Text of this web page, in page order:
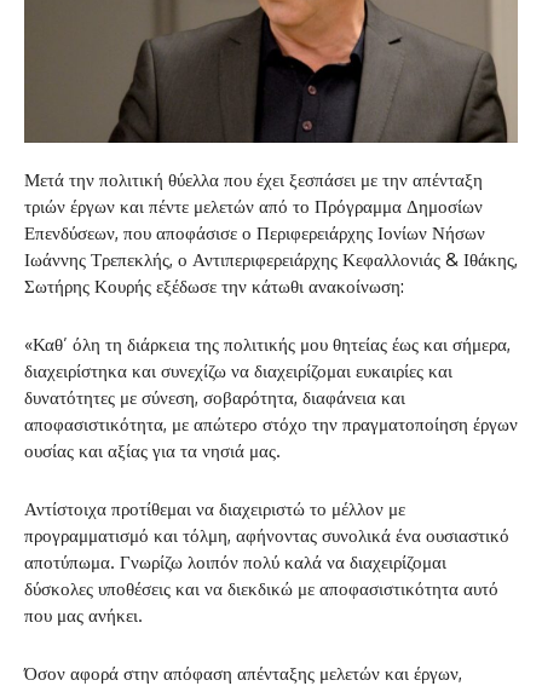
Μετά την πολιτική θύελλα που έχει ξεσπάσει με την απένταξη
τριών έργων και πέντε μελετών από το Πρόγραμμα Δημοσίων
Επενδύσεων, που αποφάσισε ο Περιφερειάρχης Ιονίων Νήσων
Ιωάννης Τρεπεκλής, ο Αντιπεριφερειάρχης Κεφαλλονιάς & Ιθάκης,
Σωτήρης Κουρής εξέδωσε την κάτωθι ανακοίνωση:
«Καθ’ όλη τη διάρκεια της πολιτικής μου θητείας έως και σήμερα,
διαχειρίστηκα και συνεχίζω να διαχειρίζομαι ευκαιρίες και
δυνατότητες με σύνεση, σοβαρότητα, διαφάνεια και
αποφασιστικότητα, με απώτερο στόχο την πραγματοποίηση έργων
ουσίας και αξίας για τα νησιά μας.
Αντίστοιχα προτίθεμαι να διαχειριστώ το μέλλον με
προγραμματισμό και τόλμη, αφήνοντας συνολικά ένα ουσιαστικό
αποτύπωμα. Γνωρίζω λοιπόν πολύ καλά να διαχειρίζομαι
δύσκολες υποθέσεις και να διεκδικώ με αποφασιστικότητα αυτό
που μας ανήκει.
Όσον αφορά στην απόφαση απένταξης μελετών και έργων,